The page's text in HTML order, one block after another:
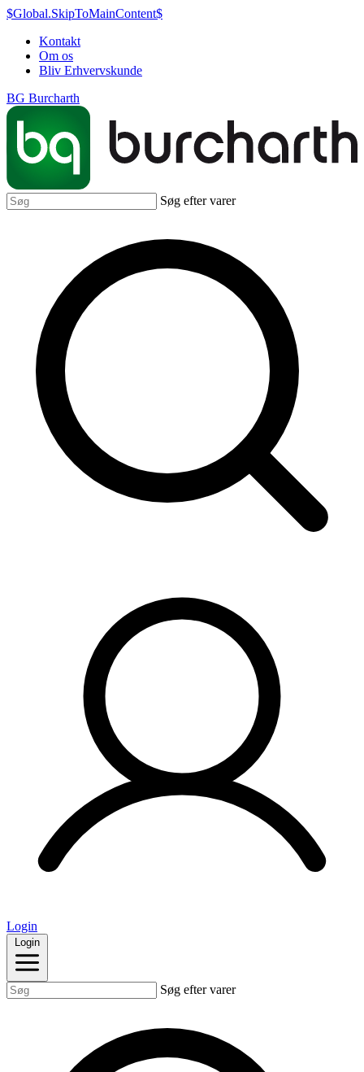
$Global.SkipToMainContent$
Kontakt
Om os
Bliv Erhvervskunde
BG Burcharth
Søg efter varer
Login
Login
Søg efter varer